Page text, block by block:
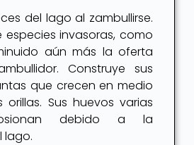
del lago al zambullirse.
invasoras, como
aún más la oferta
Construye sus
que crecen en medio
Sus huevos varias
debido a la
lago.